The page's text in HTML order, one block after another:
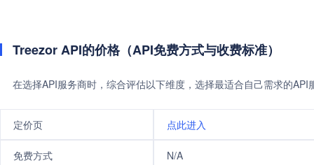
Treezor API的价格（API免费方式与收费标准）
在选择API服务商时，综合评估以下维度，选择最适合自己需求的
定价页 点此进入
免费方式 N/A